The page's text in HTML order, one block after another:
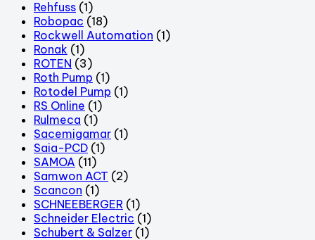
Rehfuss (1)
Robopac (18)
Rockwell Automation (1)
Ronak (1)
ROTEN (3)
Roth Pump (1)
Rotodel Pump (1)
RS Online (1)
Rulmeca (1)
Sacemigamar (1)
Saia-PCD (1)
SAMOA (11)
Samwon ACT (2)
Scancon (1)
SCHNEEBERGER (1)
Schneider Electric (1)
Schubert & Salzer (1)